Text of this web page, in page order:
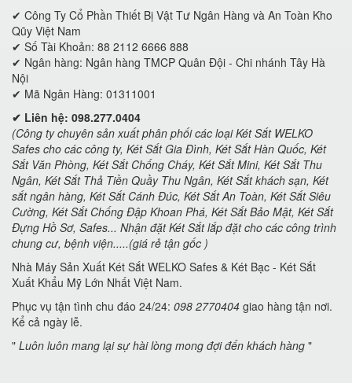
✔ Công Ty Cổ Phần Thiết Bị Vật Tư Ngân Hàng và An Toàn Kho
Qũy Việt Nam
✔ Số Tài Khoản: 88 2112 6666 888
✔ Ngân hàng: Ngân hàng TMCP Quân Đội - Chi nhánh Tây Hà
Nội
✔ Mã Ngân Hàng: 01311001
✔ Liên hệ: 098.277.0404
(Công ty chuyên sản xuất phân phối các loại Két Sắt WELKO
Safes cho các công ty, Két Sắt Gia Đình, Két Sắt Hàn Quốc, Két
Sắt Văn Phòng, Két Sắt Chống Cháy, Két Sắt Mini, Két Sắt Thu
Ngân, Két Sắt Thả Tiền Quầy Thu Ngân, Két Sắt khách sạn, Két
sắt ngân hàng, Két Sắt Cánh Đúc, Két Sắt An Toàn, Két Sắt Siêu
Cường, Két Sắt Chống Đập Khoan Phá, Két Sắt Bảo Mật, Két Sắt
Đựng Hồ Sơ, Safes... Nhận đặt Két Sắt lắp đặt cho các công trình
chung cư, bệnh viện.....(giá rẻ tận gốc )
Nhà Máy Sản Xuất Két Sắt WELKO Safes & Két Bạc - Két Sắt
Xuất Khẩu Mỹ Lớn Nhất Việt Nam.
Phục vụ tận tình chu đáo 24/24: 098 2770404 giao hàng tận nơi.
Kể cả ngày lễ.
" Luôn luôn mang lại sự hài lòng mong đợi đến khách hàng "